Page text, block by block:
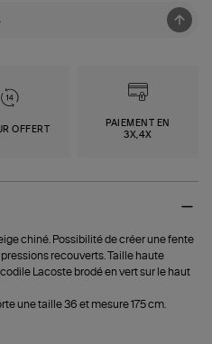
OFFERT
PAIEMENT EN
3X,4X
chiné. Possibilité de créer une fente
recouverts. Taille haute
Lacoste brodé en vert sur le haut
une taille 36 et mesure 175 cm.